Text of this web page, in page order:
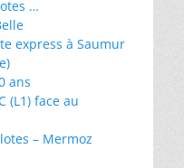
…
express à Saumur
ans
(L1) face au
– Mermoz